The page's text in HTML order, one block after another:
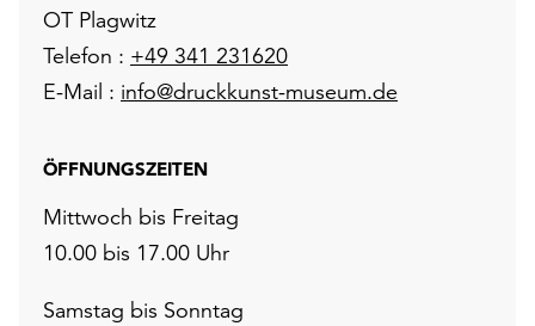
OT Plagwitz
Telefon : +49 341 231620
E-Mail : info@druckkunst-museum.de
ÖFFNUNGSZEITEN
Mittwoch bis Freitag
10.00 bis 17.00 Uhr
Samstag bis Sonntag